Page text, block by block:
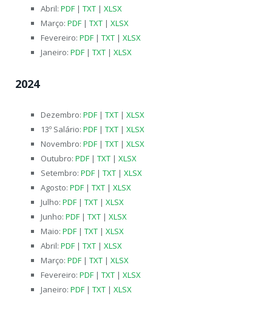
Abril: PDF | TXT | XLSX
Março: PDF | TXT | XLSX
Fevereiro: PDF | TXT | XLSX
Janeiro: PDF | TXT | XLSX
2024
Dezembro: PDF | TXT | XLSX
13º Salário: PDF | TXT | XLSX
Novembro: PDF | TXT | XLSX
Outubro: PDF | TXT | XLSX
Setembro: PDF | TXT | XLSX
Agosto: PDF | TXT | XLSX
Julho: PDF | TXT | XLSX
Junho: PDF | TXT | XLSX
Maio: PDF | TXT | XLSX
Abril: PDF | TXT | XLSX
Março: PDF | TXT | XLSX
Fevereiro: PDF | TXT | XLSX
Janeiro: PDF | TXT | XLSX